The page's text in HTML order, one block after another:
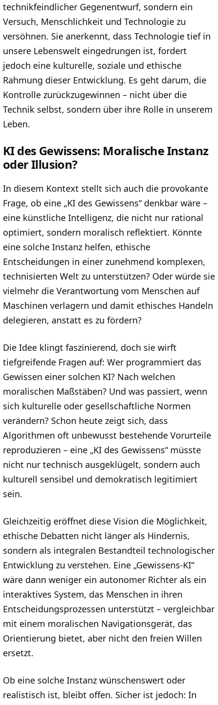
technikfeindlicher Gegenentwurf, sondern ein
Versuch, Menschlichkeit und Technologie zu
versöhnen. Sie anerkennt, dass Technologie tief in
unsere Lebenswelt eingedrungen ist, fordert
jedoch eine kulturelle, soziale und ethische
Rahmung dieser Entwicklung. Es geht darum, die
Kontrolle zurückzugewinnen – nicht über die
Technik selbst, sondern über ihre Rolle in unserem
Leben.
KI des Gewissens: Moralische Instanz
oder Illusion?
In diesem Kontext stellt sich auch die provokante
Frage, ob eine „KI des Gewissens“ denkbar wäre –
eine künstliche Intelligenz, die nicht nur rational
optimiert, sondern moralisch reflektiert. Könnte
eine solche Instanz helfen, ethische
Entscheidungen in einer zunehmend komplexen,
technisierten Welt zu unterstützen? Oder würde sie
vielmehr die Verantwortung vom Menschen auf
Maschinen verlagern und damit ethisches Handeln
delegieren, anstatt es zu fördern?
Die Idee klingt faszinierend, doch sie wirft
tiefgreifende Fragen auf: Wer programmiert das
Gewissen einer solchen KI? Nach welchen
moralischen Maßstäben? Und was passiert, wenn
sich kulturelle oder gesellschaftliche Normen
verändern? Schon heute zeigt sich, dass
Algorithmen oft unbewusst bestehende Vorurteile
reproduzieren – eine „KI des Gewissens“ müsste
nicht nur technisch ausgeklügelt, sondern auch
kulturell sensibel und demokratisch legitimiert
sein.
Gleichzeitig eröffnet diese Vision die Möglichkeit,
ethische Debatten nicht länger als Hindernis,
sondern als integralen Bestandteil technologischer
Entwicklung zu verstehen. Eine „Gewissens-KI“
wäre dann weniger ein autonomer Richter als ein
interaktives System, das Menschen in ihren
Entscheidungsprozessen unterstützt – vergleichbar
mit einem moralischen Navigationsgerät, das
Orientierung bietet, aber nicht den freien Willen
ersetzt.
Ob eine solche Instanz wünschenswert oder
realistisch ist, bleibt offen. Sicher ist jedoch: In